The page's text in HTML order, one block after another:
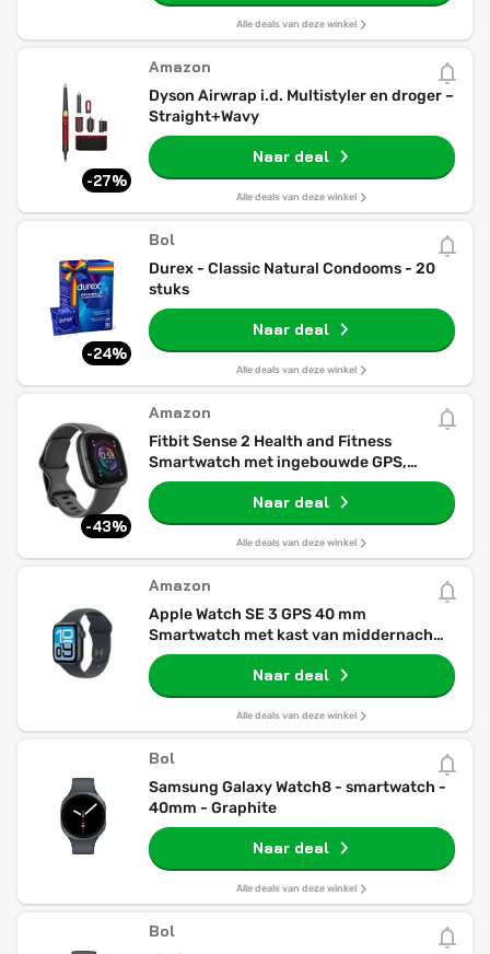
Alle deals van deze winkel
-27%
Amazon
Dyson Airwrap i.d. Multistyler en droger –
Straight+Wavy
Naar deal
Alle deals van deze winkel
-24%
Bol
Durex - Classic Natural Condooms - 20
stuks
Naar deal
Alle deals van deze winkel
-43%
Amazon
Fitbit Sense 2 Health and Fitness
Smartwatch met ingebouwde GPS,
geavanceerde gezondheidsfuncties,
batterijduur tot 6 dagen - compatibel
met Android en iOS. Kleur Shadow
Grey/Grafiet Aluminium
Naar deal
Alle deals van deze winkel
Amazon
Apple Watch SE 3 GPS 40 mm
Smartwatch met kast van middernacht
aluminium, middernacht sportbandje
(S/M). Conditie en slaap bijhouden,
hartslagmonitor, Always‑On display,
waterbestendig
Naar deal
Alle deals van deze winkel
Bol
Samsung Galaxy Watch8 - smartwatch -
40mm - Graphite
Naar deal
Alle deals van deze winkel
Bol